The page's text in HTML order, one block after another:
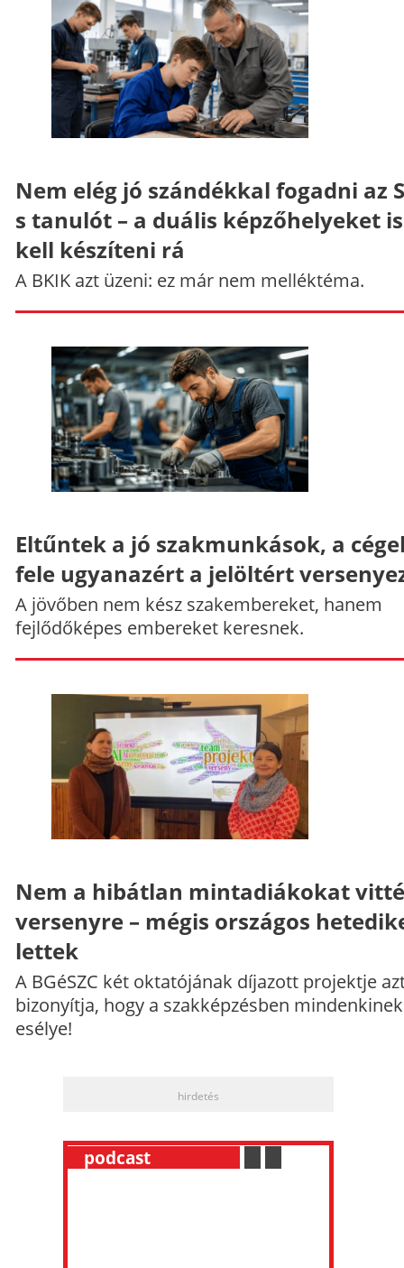
Nem elég jó szándékkal fogadni az
s tanulót – a duális képzőhelyeket
kell készíteni rá
A BKIK azt üzeni: ez már nem melléktéma.
Eltűntek a jó szakmunkások, a
fele ugyanazért a jelöltért
A jövőben nem kész szakembereket, hanem
fejlődőképes embereket keresnek.
Nem a hibátlan mintadiákokat
versenyre – mégis országos
lettek
A BGéSZC két oktatójának díjazott projektje
bizonyítja, hogy a szakképzésben
esélye!
hirdetés
podcast